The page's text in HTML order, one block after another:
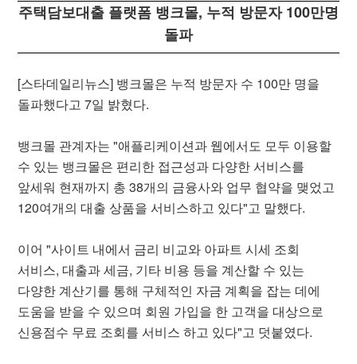
주택담보대출 플랫폼 뱅크몰, 누적 방문자 100만명
돌파
[스타데일리뉴스] 뱅크몰은 누적 방문자 수 100만 명을
돌파했다고 7일 밝혔다.
뱅크몰 관계자는 "애플리케이션과 웹에서도 모두 이용할
수 있는 뱅크몰은 편리한 접근성과 다양한 서비스를
앞세워 현재까지 총 38개의 금융사와 업무 협약을 맺었고
120여개의 대출 상품을 서비스하고 있다"고 말했다.
이어 "사이트 내에서 금리 비교와 아파트 시세 조회
서비스, 대출과 세금, 기타 비용 등을 계산할 수 있는
다양한 계산기를 통해 구체적인 자금 계획을 잡는 데에
도움을 받을 수 있으며 회원 가입을 한 고객을 대상으로
신용점수 무료 조회를 서비스 하고 있다"고 덧붙였다.